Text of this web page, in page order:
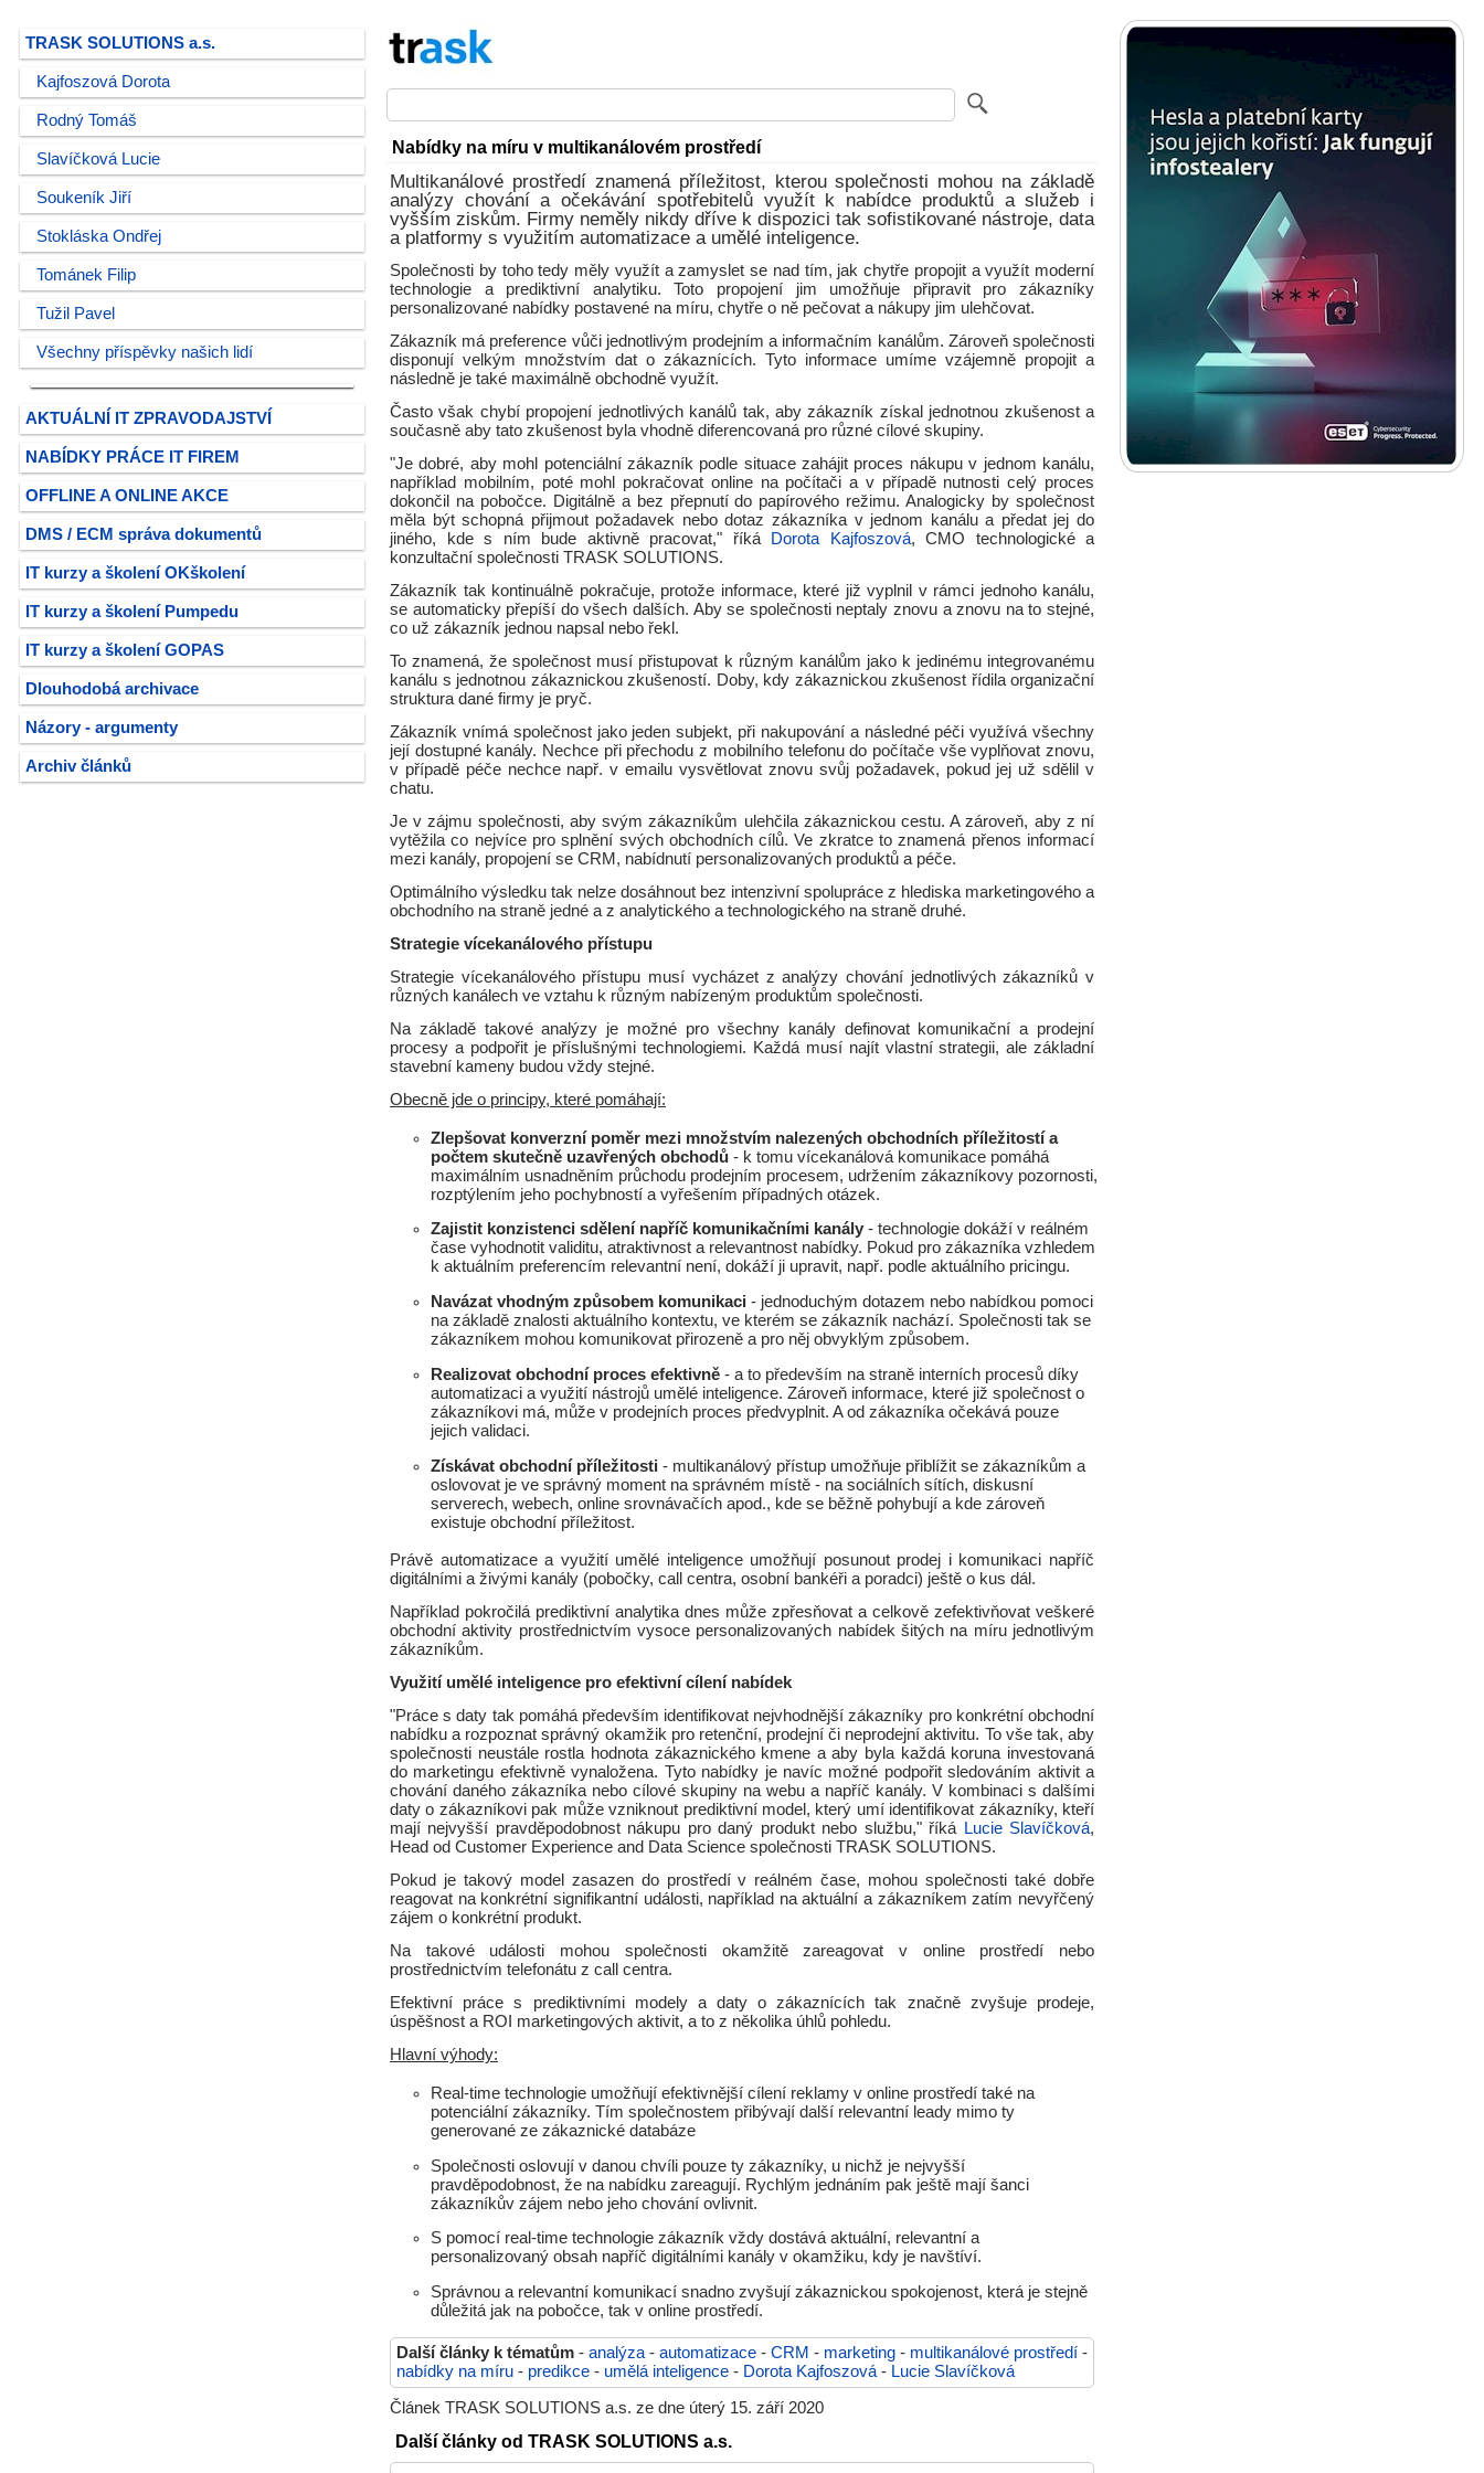
TRASK SOLUTIONS a.s.
Kajfoszová Dorota
Rodný Tomáš
Slavíčková Lucie
Soukeník Jiří
Stokláska Ondřej
Tománek Filip
Tužil Pavel
Všechny příspěvky našich lidí
AKTUÁLNÍ IT ZPRAVODAJSTVÍ
NABÍDKY PRÁCE IT FIREM
OFFLINE A ONLINE AKCE
DMS / ECM správa dokumentů
IT kurzy a školení OKškolení
IT kurzy a školení Pumpedu
IT kurzy a školení GOPAS
Dlouhodobá archivace
Názory - argumenty
Archiv článků
Nabídky na míru v multikanálovém prostředí
Multikanálové prostředí znamená příležitost, kterou společnosti mohou na základě
analýzy chování a očekávání spotřebitelů využít k nabídce produktů a služeb i
vyšším ziskům. Firmy neměly nikdy dříve k dispozici tak sofistikované nástroje, data
a platformy s využitím automatizace a umělé inteligence.
Společnosti by toho tedy měly využít a zamyslet se nad tím, jak chytře propojit a využít moderní
technologie a prediktivní analytiku. Toto propojení jim umožňuje připravit pro zákazníky
personalizované nabídky postavené na míru, chytře o ně pečovat a nákupy jim ulehčovat.
Zákazník má preference vůči jednotlivým prodejním a informačním kanálům. Zároveň společnosti
disponují velkým množstvím dat o zákaznících. Tyto informace umíme vzájemně propojit a
následně je také maximálně obchodně využít.
Často však chybí propojení jednotlivých kanálů tak, aby zákazník získal jednotnou zkušenost a
současně aby tato zkušenost byla vhodně diferencovaná pro různé cílové skupiny.
"Je dobré, aby mohl potenciální zákazník podle situace zahájit proces nákupu v jednom kanálu,
například mobilním, poté mohl pokračovat online na počítači a v případě nutnosti celý proces
dokončil na pobočce. Digitálně a bez přepnutí do papírového režimu. Analogicky by společnost
měla být schopná přijmout požadavek nebo dotaz zákazníka v jednom kanálu a předat jej do
jiného, kde s ním bude aktivně pracovat," říká
Dorota Kajfoszová, CMO technologické a
konzultační společnosti TRASK SOLUTIONS.
Zákazník tak kontinuálně pokračuje, protože informace, které již vyplnil v rámci jednoho kanálu,
se automaticky přepíší do všech dalších. Aby se společnosti neptaly znovu a znovu na to stejné,
co už zákazník jednou napsal nebo řekl.
To znamená, že společnost musí přistupovat k různým kanálům jako k jedinému integrovanému
kanálu s jednotnou zákaznickou zkušeností. Doby, kdy zákaznickou zkušenost řídila organizační
struktura dané firmy je pryč.
Zákazník vnímá společnost jako jeden subjekt, při nakupování a následné péči využívá všechny
její dostupné kanály. Nechce při přechodu z mobilního telefonu do počítače vše vyplňovat znovu,
v případě péče nechce např. v emailu vysvětlovat znovu svůj požadavek, pokud jej už sdělil v
chatu.
Je v zájmu společnosti, aby svým zákazníkům ulehčila zákaznickou cestu. A zároveň, aby z ní
vytěžila co nejvíce pro splnění svých obchodních cílů. Ve zkratce to znamená přenos informací
mezi kanály, propojení se CRM, nabídnutí personalizovaných produktů a péče.
Optimálního výsledku tak nelze dosáhnout bez intenzivní spolupráce z hlediska marketingového a
obchodního na straně jedné a z analytického a technologického na straně druhé.
Strategie vícekanálového přístupu
Strategie vícekanálového přístupu musí vycházet z analýzy chování jednotlivých zákazníků v
různých kanálech ve vztahu k různým nabízeným produktům společnosti.
Na základě takové analýzy je možné pro všechny kanály definovat komunikační a prodejní
procesy a podpořit je příslušnými technologiemi. Každá musí najít vlastní strategii, ale základní
stavební kameny budou vždy stejné.
Obecně jde o principy, které pomáhají:
Zlepšovat konverzní poměr mezi množstvím nalezených obchodních příležitostí a
počtem skutečně uzavřených obchodů - k tomu vícekanálová komunikace pomáhá
maximálním usnadněním průchodu prodejním procesem, udržením zákazníkovy pozornosti,
rozptýlením jeho pochybností a vyřešením případných otázek.
Zajistit konzistenci sdělení napříč komunikačními kanály - technologie dokáží v reálném
čase vyhodnotit validitu, atraktivnost a relevantnost nabídky. Pokud pro zákazníka vzhledem
k aktuálním preferencím relevantní není, dokáží ji upravit, např. podle aktuálního pricingu.
Navázat vhodným způsobem komunikaci - jednoduchým dotazem nebo nabídkou pomoci
na základě znalosti aktuálního kontextu, ve kterém se zákazník nachází. Společnosti tak se
zákazníkem mohou komunikovat přirozeně a pro něj obvyklým způsobem.
Realizovat obchodní proces efektivně - a to především na straně interních procesů díky
automatizaci a využití nástrojů umělé inteligence. Zároveň informace, které již společnost o
zákazníkovi má, může v prodejních proces předvyplnit. A od zákazníka očekává pouze
jejich validaci.
Získávat obchodní příležitosti - multikanálový přístup umožňuje přiblížit se zákazníkům a
oslovovat je ve správný moment na správném místě - na sociálních sítích, diskusní
serverech, webech, online srovnávačích apod., kde se běžně pohybují a kde zároveň
existuje obchodní příležitost.
Právě automatizace a využití umělé inteligence umožňují posunout prodej i komunikaci napříč
digitálními a živými kanály (pobočky, call centra, osobní bankéři a poradci) ještě o kus dál.
Například pokročilá prediktivní analytika dnes může zpřesňovat a celkově zefektivňovat veškeré
obchodní aktivity prostřednictvím vysoce personalizovaných nabídek šitých na míru jednotlivým
zákazníkům.
Využití umělé inteligence pro efektivní cílení nabídek
"Práce s daty tak pomáhá především identifikovat nejvhodnější zákazníky pro konkrétní obchodní
nabídku a rozpoznat správný okamžik pro retenční, prodejní či neprodejní aktivitu. To vše tak, aby
společnosti neustále rostla hodnota zákaznického kmene a aby byla každá koruna investovaná
do marketingu efektivně vynaložena. Tyto nabídky je navíc možné podpořit sledováním aktivit a
chování daného zákazníka nebo cílové skupiny na webu a napříč kanály. V kombinaci s dalšími
daty o zákazníkovi pak může vzniknout prediktivní model, který umí identifikovat zákazníky, kteří
mají nejvyšší pravděpodobnost nákupu pro daný produkt nebo službu," říká Lucie Slavíčková,
Head od Customer Experience and Data Science společnosti TRASK SOLUTIONS.
Pokud je takový model zasazen do prostředí v reálném čase, mohou společnosti také dobře
reagovat na konkrétní signifikantní události, například na aktuální a zákazníkem zatím nevyřčený
zájem o konkrétní produkt.
Na takové události mohou společnosti okamžitě zareagovat v online prostředí nebo
prostřednictvím telefonátu z call centra.
Efektivní práce s prediktivními modely a daty o zákaznících tak značně zvyšuje prodeje,
úspěšnost a ROI marketingových aktivit, a to z několika úhlů pohledu.
Hlavní výhody:
Real-time technologie umožňují efektivnější cílení reklamy v online prostředí také na
potenciální zákazníky. Tím společnostem přibývají další relevantní leady mimo ty
generované ze zákaznické databáze
Společnosti oslovují v danou chvíli pouze ty zákazníky, u nichž je nejvyšší
pravděpodobnost, že na nabídku zareagují. Rychlým jednáním pak ještě mají šanci
zákazníkův zájem nebo jeho chování ovlivnit.
S pomocí real-time technologie zákazník vždy dostává aktuální, relevantní a
personalizovaný obsah napříč digitálními kanály v okamžiku, kdy je navštíví.
Správnou a relevantní komunikací snadno zvyšují zákaznickou spokojenost, která je stejně
důležitá jak na pobočce, tak v online prostředí.
Další články k tématům - analýza - automatizace - CRM - marketing - multikanálové prostředí -
nabídky na míru - predikce - umělá inteligence - Dorota Kajfoszová - Lucie Slavíčková
Článek TRASK SOLUTIONS a.s. ze dne úterý 15. září 2020
Další články od TRASK SOLUTIONS a.s.